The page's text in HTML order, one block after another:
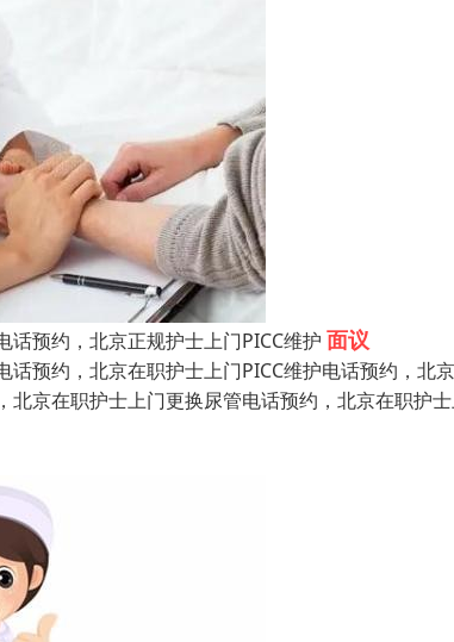
话预约，北京正规护士上门PICC维护 面议
话预约，北京在职护士上门PICC维护电话预约，北
北京在职护士上门更换尿管电话预约，北京在职护